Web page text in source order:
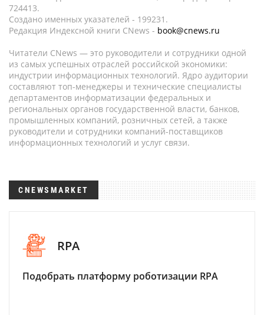
724413.
Создано именных указателей - 199231.
Редакция Индексной книги CNews - book@cnews.ru
Читатели CNews — это руководители и сотрудники одной
из самых успешных отраслей российской экономики:
индустрии информационных технологий. Ядро аудитории
составляют топ-менеджеры и технические специалисты
департаментов информатизации федеральных и
региональных органов государственной власти, банков,
промышленных компаний, розничных сетей, а также
руководители и сотрудники компаний-поставщиков
информационных технологий и услуг связи.
CNEWSMARKET
RPA
Подобрать платформу роботизации RPA